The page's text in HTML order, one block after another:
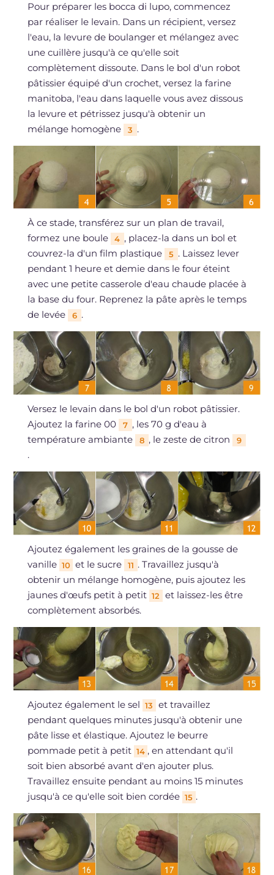
Pour préparer les bocca di lupo, commencez
par réaliser le levain. Dans un récipient, versez
l'eau, la levure de boulanger et mélangez avec
une cuillère jusqu'à ce qu'elle soit
complètement dissoute. Dans le bol d'un robot
pâtissier équipé d'un crochet, versez la farine
manitoba, l'eau dans laquelle vous avez dissous
la levure et pétrissez jusqu'à obtenir un
mélange homogène
3 .
À ce stade, transférez sur un plan de travail,
formez une boule
4 , placez-la dans un bol et
couvrez-la d'un film plastique
5 . Laissez lever
pendant 1 heure et demie dans le four éteint
avec une petite casserole d'eau chaude placée à
la base du four. Reprenez la pâte après le temps
de levée
6 .
Versez le levain dans le bol d'un robot pâtissier.
Ajoutez la farine 00
7 , les 70 g d'eau à
température ambiante
8 , le zeste de citron 9
.
Ajoutez également les graines de la gousse de
vanille 10 et le sucre 11 . Travaillez jusqu'à
obtenir un mélange homogène, puis ajoutez les
jaunes d'œufs petit à petit 12
et laissez-les être
complètement absorbés.
Ajoutez également le sel 13
et travaillez
pendant quelques minutes jusqu'à obtenir une
pâte lisse et élastique. Ajoutez le beurre
pommade petit à petit 14 , en attendant qu'il
soit bien absorbé avant d'en ajouter plus.
Travaillez ensuite pendant au moins 15 minutes
jusqu'à ce qu'elle soit bien cordée 15 .